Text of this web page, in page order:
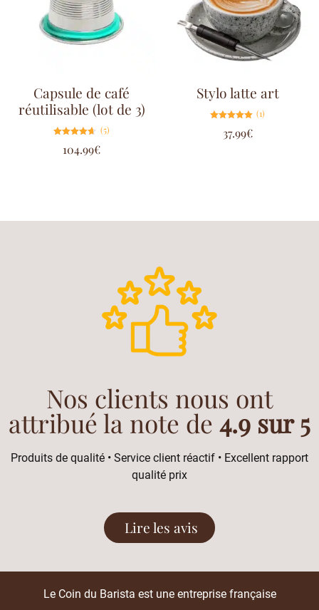
Capsule de café
réutilisable (lot de 3)
4.60
sur 5
(5)
104.99€
Stylo latte art
5.00
sur 5
(1)
37.99€
Nos clients nous ont
attribué la note de 4.9 sur 5
Produits de qualité • Service client réactif • Excellent rapport
qualité prix
Lire les avis
Le Coin du Barista est une entreprise française